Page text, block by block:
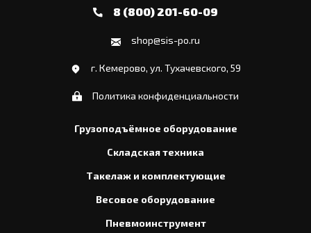
8 (800) 201-60-09
shop@sis-po.ru
г. Кемерово, ул. Тухачевского, 59
Политика конфиденциальности
Грузоподъёмное оборудование
Складская техника
Такелаж и комплектующие
Весовое оборудование
Пневмоинструмент